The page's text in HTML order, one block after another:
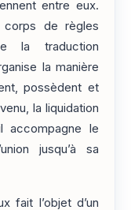
entre eux.
de règles
la traduction
la manière
possèdent et
la liquidation
accompagne le
jusqu’à sa
fait l’objet d’un